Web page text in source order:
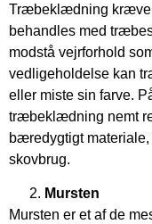
Træbeklædning kræver
behandles med
modstå vejrforhold
vedligeholdelse kan
eller miste sin farve.
træbeklædning nemt
bæredygtigt
skovbrug.
Mursten
Mursten er et af de